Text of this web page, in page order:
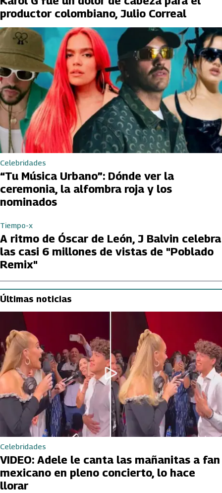
productor colombiano, Julio Correal
Celebridades
“Tu Música Urbano”: Dónde ver la
ceremonia, la alfombra roja y los
nominados
Tiempo-x
A ritmo de Óscar de León, J Balvin celebra
las casi 6 millones de vistas de "Poblado
Remix"
Últimas noticias
Celebridades
VIDEO: Adele le canta las mañanitas a fan
mexicano en pleno concierto, lo hace
llorar